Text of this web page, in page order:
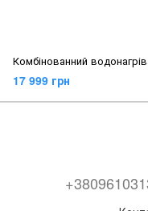
17 999 грн